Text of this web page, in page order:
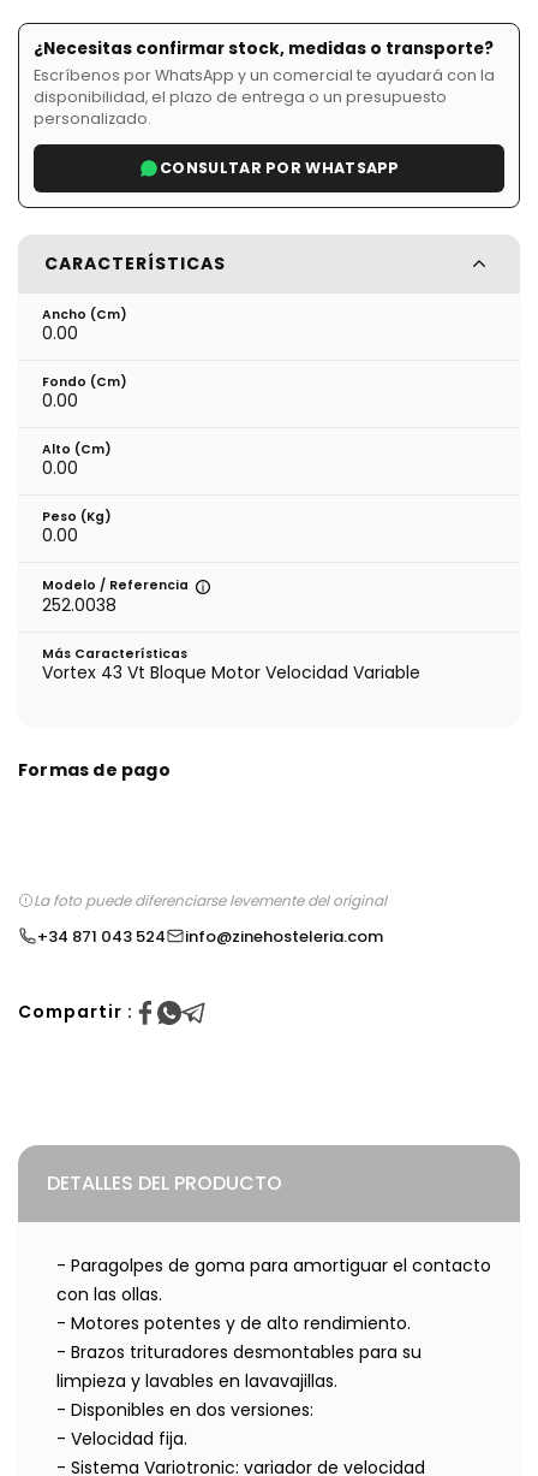
¿Necesitas confirmar stock, medidas o transporte?
Escríbenos por WhatsApp y un comercial te ayudará con la
disponibilidad, el plazo de entrega o un presupuesto
personalizado.
CONSULTAR POR WHATSAPP
CARACTERÍSTICAS
Ancho (cm)
0.00
Fondo (cm)
0.00
Alto (cm)
0.00
Peso (kg)
0.00
Modelo / Referencia
252.0038
Más Características
Vortex 43 Vt Bloque Motor Velocidad Variable
Formas de pago
La foto puede diferenciarse levemente del original
+34 871 043 524 info@zinehosteleria.com
Compartir :
DETALLES DEL PRODUCTO
- Paragolpes de goma para amortiguar el contacto
con las ollas.
- Motores potentes y de alto rendimiento.
- Brazos trituradores desmontables para su
limpieza y lavables en lavavajillas.
- Disponibles en dos versiones:
- Velocidad fija.
- Sistema Variotronic: variador de velocidad